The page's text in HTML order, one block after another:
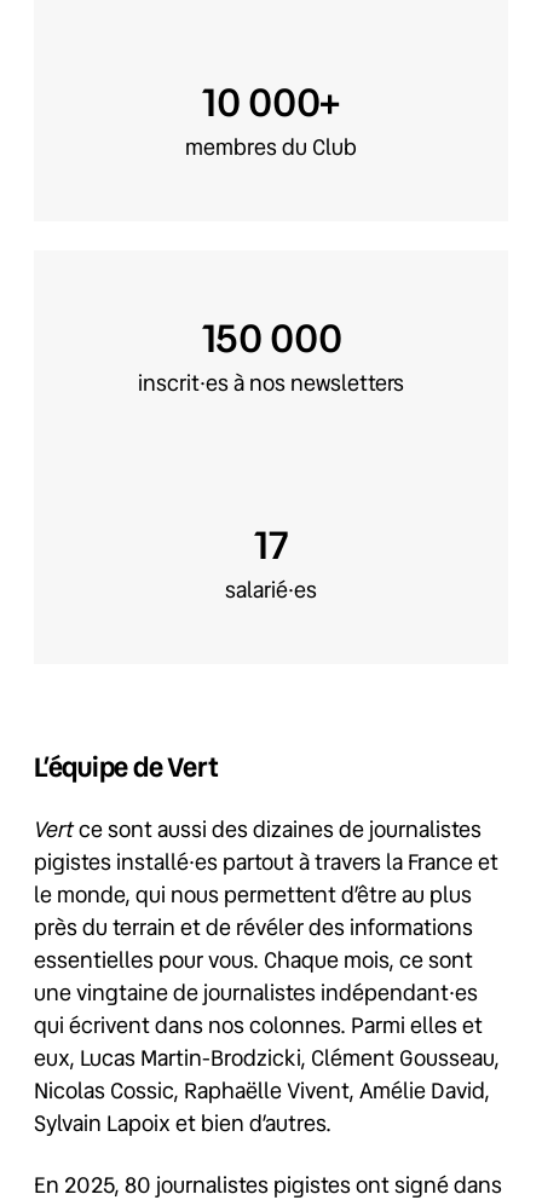
10 000+
membres du Club
150 000
inscrit·es à nos newsletters
17
salarié·es
L’équipe de Vert
Vertce sont aussi des dizaines de journalistes
pigistes installé·es partout à travers la France et
le monde, qui nous permettent d’être au plus
près du terrain et de révéler des informations
essentielles pour vous. Chaque mois, ce sont
une vingtaine de journalistes indépendant·es
qui écrivent dans nos colonnes. Parmi elles et
eux, Lucas Martin-Brodzicki, Clément Gousseau,
Nicolas Cossic, Raphaëlle Vivent, Amélie David,
Sylvain Lapoix et bien d’autres.
En 2025, 80 journalistes pigistes ont signé dans